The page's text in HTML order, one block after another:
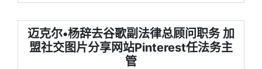
迈克尔•杨辞去谷歌副法律总顾问职务 加
盟社交图片分享网站Pinterest任法务主
管